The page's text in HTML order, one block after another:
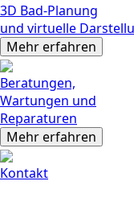
3D Bad-Planung
und virtu­elle
Mehr erfahren
Bera­tungen,
Wartun­gen und
Repa­raturen
Mehr erfahren
Kontakt